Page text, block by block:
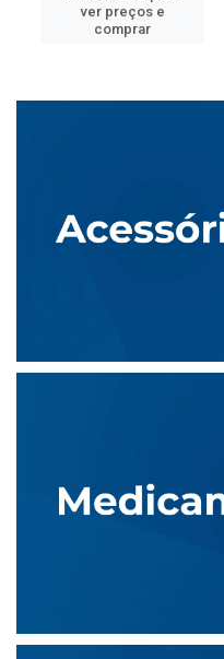
ver preços e
comprar